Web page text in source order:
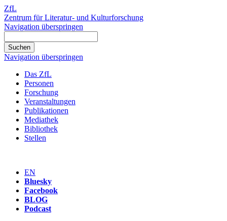
ZfL
Zentrum für Literatur- und Kulturforschung
Navigation überspringen
Navigation überspringen
Das ZfL
Personen
Forschung
Veranstaltungen
Publikationen
Mediathek
Bibliothek
Stellen
EN
Bluesky
Facebook
BLOG
Podcast